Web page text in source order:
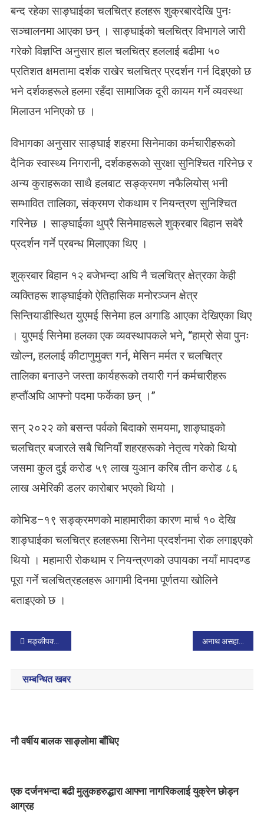
न
सा
ङ्घा
मा
सि
र
रु
खु
ल्दै
बन्द रहेका साङ्घाईका चलचित्र हलहरू शुक्रबारदेखि पुनः
सञ्चालनमा आएका छन् । साङ्घाईको चलचित्र विभागले जारी
गरेको विज्ञप्ति अनुसार हाल चलचित्र हललाई बढीमा ५०
प्रतिशत क्षमतामा दर्शक राखेर चलचित्र प्रदर्शन गर्न दिइएको छ
भने दर्शकहरूले हलमा रहँदा सामाजिक दूरी कायम गर्ने व्यवस्था
मिलाउन भनिएको छ ।
विभागका अनुसार साङ्घाई शहरमा सिनेमाका कर्मचारीहरूको
दैनिक स्वास्थ्य निगरानी, दर्शकहरूको सुरक्षा सुनिश्चित गरिनेछ र
अन्य कुराहरूका साथै हलबाट सङ्क्रमण नफैलियोस् भनी
सम्भावित तालिका, संक्रमण रोकथाम र नियन्त्रण सुनिश्चित
गरिनेछ । साङ्घाईका थुप्रै सिनेमाहरूले शुक्रबार बिहान सबेरै
प्रदर्शन गर्ने प्रबन्ध मिलाएका थिए ।
शुक्रबार बिहान १२ बजेभन्दा अघि नै चलचित्र क्षेत्रका केही
व्यक्तिहरू शाङ्घाईको ऐतिहासिक मनोरञ्जन क्षेत्र
सिन्तियाडीस्थित युएमई सिनेमा हल अगाडि आएका देखिएका थिए
। युएमई सिनेमा हलका एक व्यवस्थापकले भने, “हाम्रो सेवा पुनः
खोल्न, हललाई कीटाणुमुक्त गर्न, मेसिन मर्मत र चलचित्र
तालिका बनाउने जस्ता कार्यहरूको तयारी गर्न कर्मचारीहरू
हप्तौंअघि आफ्नो पदमा फर्केका छन् ।”
सन् २०२२ को बसन्त पर्वको बिदाको समयमा, शाङ्घाइको
चलचित्र बजारले सबै चिनियाँ शहरहरूको नेतृत्व गरेको थियो
जसमा कुल दुई करोड ५९ लाख युआन करिब तीन करोड ८६
लाख अमेरिकी डलर कारोबार भएको थियो ।
कोभिड–१९ सङ्क्रमणको माहामारीका कारण मार्च १० देखि
शाङ्घाईका चलचित्र हलहरूमा सिनेमा प्रदर्शनमा रोक लगाइएको
थियो । महामारी रोकथाम र नियन्त्रणको उपायका नयाँ मापदण्ड
पूरा गर्ने चलचित्रहलहरू आगामी दिनमा पूर्णतया खोलिने
बताइएको छ ।
P
o
s
n
i
मङ्कीपक्सको विश्वव्यापी स्वास्थ्य प्रकोप अनाथ असहाय बालबालिकालाई निःशुल्क शिक्षा
सम्बन्धित खबर
नौ वर्षीय बालक साङ्लोमा बाँधिए
एक दर्जनभन्दा बढी मुलुकहरुद्धारा आफ्ना नागरिकलाई युक्रेन छोड्न
आग्रह